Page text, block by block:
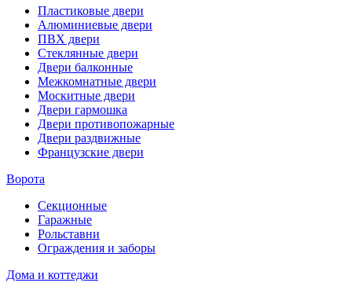
Пластиковые двери
Алюминиевые двери
ПВХ двери
Стеклянные двери
Двери балконные
Межкомнатные двери
Москитные двери
Двери гармошка
Двери противопожарные
Двери раздвижные
Французские двери
Ворота
Секционные
Гаражные
Рольставни
Ограждения и заборы
Дома и коттеджи